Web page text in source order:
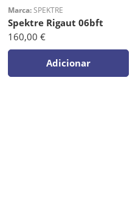
Marca: SPEKTRE
Spektre Rigaut 06bft
160,00 €
Adicionar